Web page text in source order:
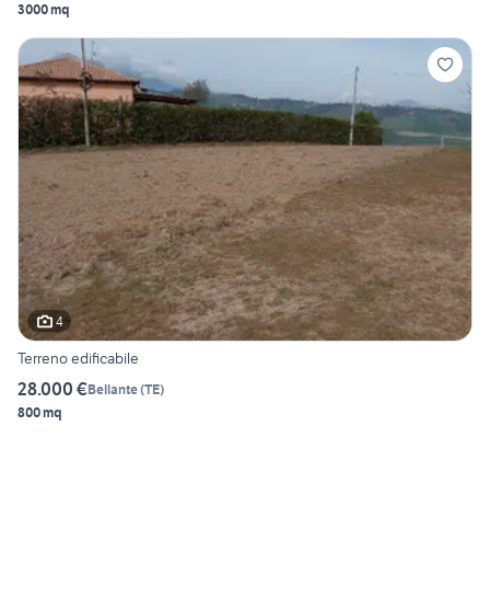
3000 mq
4
Terreno edificabile
28.000 €Bellante(TE)
800 mq